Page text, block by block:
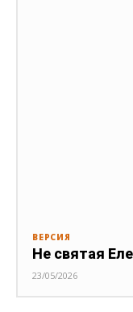
ВЕРСИЯ
Не святая
23/05/2026